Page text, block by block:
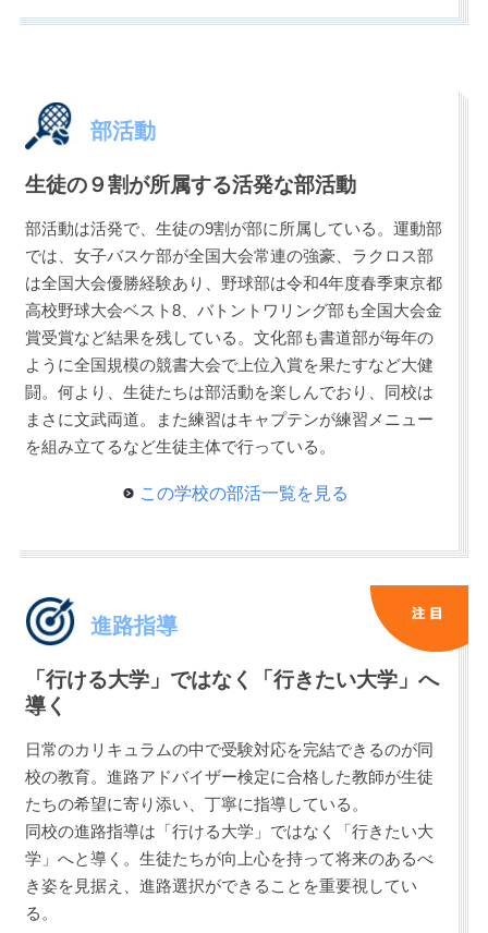
部活動
生徒の９割が所属する活発な部活動
部活動は活発で、生徒の9割が部に所属している。運動部
では、女子バスケ部が全国大会常連の強豪、ラクロス部
は全国大会優勝経験あり、野球部は令和4年度春季東京都
高校野球大会ベスト8、バトントワリング部も全国大会金
賞受賞など結果を残している。文化部も書道部が毎年の
ように全国規模の競書大会で上位入賞を果たすなど大健
闘。何より、生徒たちは部活動を楽しんでおり、同校は
まさに文武両道。また練習はキャプテンが練習メニュー
を組み立てるなど生徒主体で行っている。
この学校の部活一覧を見る
進路指導
「行ける大学」ではなく「行きたい大学」へ
導く
日常のカリキュラムの中で受験対応を完結できるのが同
校の教育。進路アドバイザー検定に合格した教師が生徒
たちの希望に寄り添い、丁寧に指導している。
同校の進路指導は「行ける大学」ではなく「行きたい大
学」へと導く。生徒たちが向上心を持って将来のあるべ
き姿を見据え、進路選択ができることを重要視してい
る。